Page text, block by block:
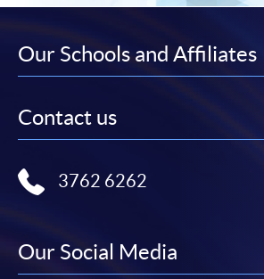
報讀新課程
docx, jpg 和pdf格式之附件。
Our Schools and Affiliates
Contact us
3762 6262
Our Social Media